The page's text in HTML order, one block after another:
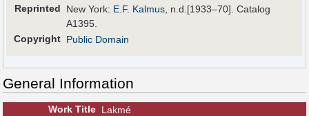
Reprinted
New York: E.F. Kalmus , n.d.[1933–70]. Catalog
A1395.
Copyright Public Domain
General Information
Work Title Lakmé